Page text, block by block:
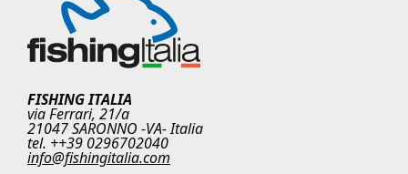
FISHING ITALIA
via Ferrari, 21/a
21047 SARONNO -VA- Italia
tel. ++39 0296702040
info@fishingitalia.com